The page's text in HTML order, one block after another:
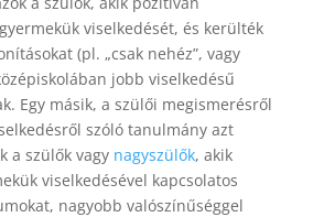
viselkedését, és kerülték
(pl. „csak nehéz”, vagy
jobb viselkedésű
Egy másik, a szülői megismerésről
szóló tanulmány azt
a szülők vagy nagyszülők, akik
viselkedésével kapcsolatos
nagyobb valószínűséggel